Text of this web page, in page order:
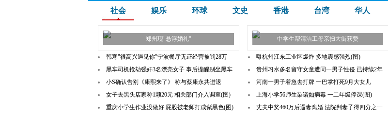
社会 娱乐 环球 文史 香港 台湾 华人
郑州现"悬浮婚礼" 中学生帮清洁工母亲扫大街获赞
韩寒"很高兴遇见你"宁波餐厅无证经营被罚28万
黑车司机抢劫强奸3名漂亮女子 事后提醒别坐黑车
小S确认告别《康熙来了》 称与蔡康永共进退
女子去黑头店家称1颗20元 相关部门介入调查(图)
重庆小学生作业没做好 屁股被老师打成紫黑色(图)
曝杭州江东工业区爆炸 多地震感强烈(图)
贵州习水多名留守女童遭同一男子性侵 已持续2年
河南一男子着急去打牌 一巴掌打死9月大女儿
上海小学56师生染诺如病毒 一二年级停课(图)
丈夫中奖460万后逼妻离婚 法院判妻子得四分之一